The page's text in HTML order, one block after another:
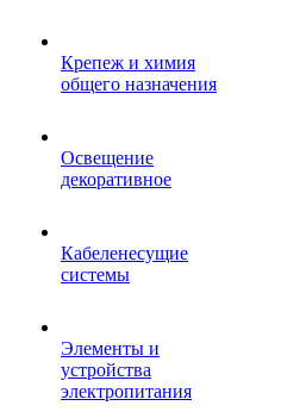
Крепеж и химия
общего назначения
Освещение
декоративное
Кабеленесущие
системы
Элементы и
устройства
электропитания